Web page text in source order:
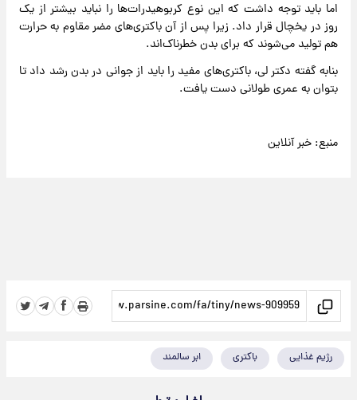
اما باید توجه داشت که این نوع کربوهیدرات‌ها را نباید بیشتر از یک
روز در یخچال قرار داد. زیرا پس از آن باکتری‌های مضر مقاوم به حرارت
هم تولید می‌شوند که برای بدن خطرناک‌اند.
بنابه گفته دکتر لی، باکتری‌های مفید را باید از جوانی در بدن رشد داد تا
بتوان به عمری طولانی دست یافت.
منبع: خبر آنلاین
رژیم غذایی باکتری ابر سالمند